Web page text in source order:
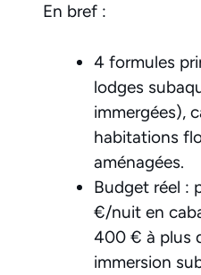
En bref :
4 formules
lodges
immergées),
habitations
aménagées.
Budget réel :
€/nuit en
400 € à plus
immersion